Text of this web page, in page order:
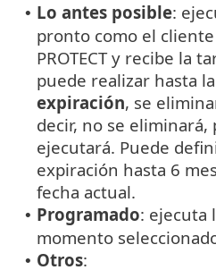
• Lo antes posible:
pronto como el cliente
PROTECT y recibe la
puede realizar hasta la
expiración, se
decir, no se eliminará,
ejecutará. Puede
expiración hasta 6
fecha actual.
• Programado: ejecuta
momento
• Otros: